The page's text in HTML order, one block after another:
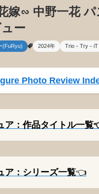
嫁∽ 中野一花
ー
(FuRyu) 2024年 Trio－Try－iT
Photo Review
ア：作品タイトル一覧
ア：シリーズ一覧👈️